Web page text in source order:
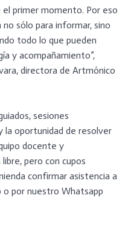
primer momento. Por eso
sólo para informar, sino
todo lo que pueden
y acompañamiento”,
directora de Artmónico
sesiones
la oportunidad de resolver
docente y
pero con cupos
confirmar asistencia a
por nuestro Whatsapp